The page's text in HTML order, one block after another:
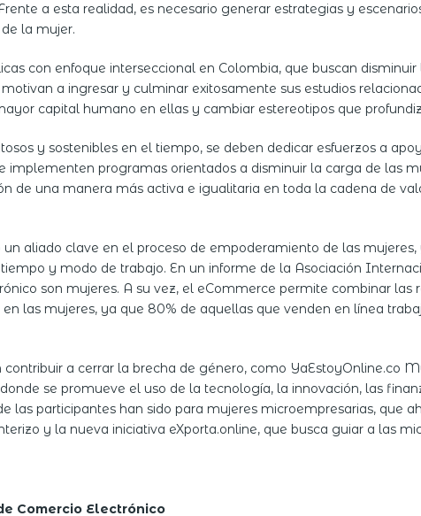
a esta realidad, es necesario generar estrategias y
la mujer.
con enfoque interseccional en Colombia, que buscan
a ingresar y culminar exitosamente sus estudios
capital humano en ellas y cambiar estereotipos que
y sostenibles en el tiempo, se deben dedicar esfuerzos a
implementen programas orientados a disminuir la carga de las
de una manera más activa e igualitaria en toda la cadena de
aliado clave en el proceso de empoderamiento de las
y modo de trabajo. En un informe de la Asociación
son mujeres. A su vez, el eCommerce permite combinar las
las mujeres, ya que 80% de aquellas que venden en línea
contribuir a cerrar la brecha de género, como YaEstoyOnline.co
se promueve el uso de la tecnología, la innovación, las
las participantes han sido para mujeres microempresarias, que
y la nueva iniciativa eXporta.online, que busca guiar a las
Comercio Electrónico